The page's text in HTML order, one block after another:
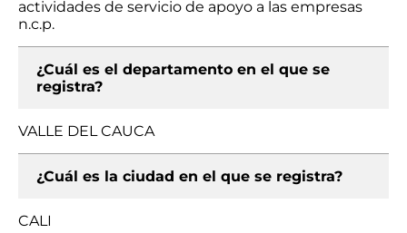
actividades de servicio de apoyo a las empresas
n.c.p.
¿Cuál es el departamento en el que se
registra?
VALLE DEL CAUCA
¿Cuál es la ciudad en el que se registra?
CALI